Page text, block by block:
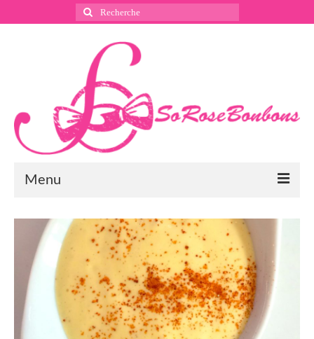
Rechercher
:
Menu
Suivez nous
Instagram
Pinterest
Facebook